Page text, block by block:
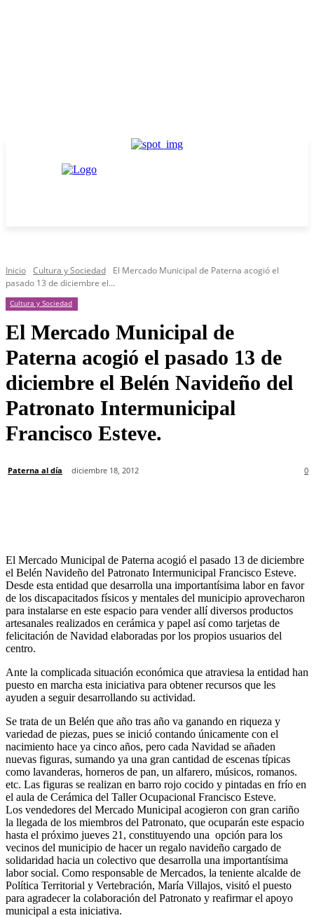
Inicio Cultura y Sociedad
El Mercado Municipal de Paterna acogió el
pasado 13 de diciembre el...
Cultura y Sociedad
El Mercado Municipal de
Paterna acogió el pasado 13 de
diciembre el Belén Navideño del
Patronato Intermunicipal
Francisco Esteve.
Paterna al día diciembre 18, 2012 0
El Mercado Municipal de Paterna acogió el pasado 13 de diciembre
el Belén Navideño del Patronato Intermunicipal Francisco Esteve.
Desde esta entidad que desarrolla una importantísima labor en favor
de los discapacitados físicos y mentales del municipio aprovecharon
para instalarse en este espacio para vender allí diversos productos
artesanales realizados en cerámica y papel así como tarjetas de
felicitación de Navidad elaboradas por los propios usuarios del
centro.
Ante la complicada situación económica que atraviesa la entidad han
puesto en marcha esta iniciativa para obtener recursos que les
ayuden a seguir desarrollando su actividad.
Se trata de un Belén que año tras año va ganando en riqueza y
variedad de piezas, pues se inició contando únicamente con el
nacimiento hace ya cinco años, pero cada Navidad se añaden
nuevas figuras, sumando ya una gran cantidad de escenas típicas
como lavanderas, horneros de pan, un alfarero, músicos, romanos.
etc. Las figuras se realizan en barro rojo cocido y pintadas en frío en
el aula de Cerámica del Taller Ocupacional Francisco Esteve.
Los vendedores del Mercado Municipal acogieron con gran cariño
la llegada de los miembros del Patronato, que ocuparán este espacio
hasta el próximo jueves 21, constituyendo una opción para los
vecinos del municipio de hacer un regalo navideño cargado de
solidaridad hacia un colectivo que desarrolla una importantísima
labor social. Como responsable de Mercados, la teniente alcalde de
Política Territorial y Vertebración, María Villajos, visitó el puesto
para agradecer la colaboración del Patronato y reafirmar el apoyo
municipal a esta iniciativa.